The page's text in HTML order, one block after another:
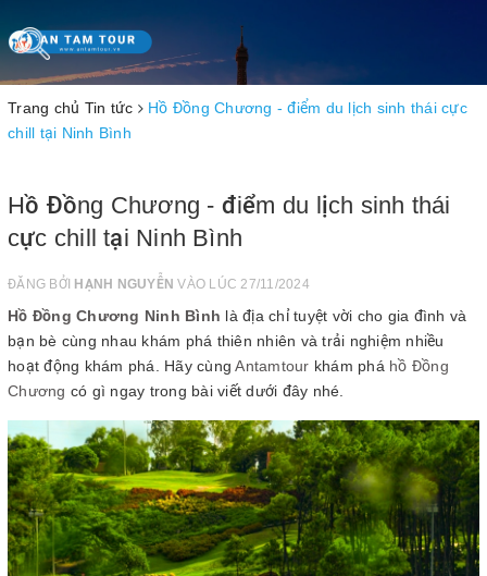
Toggle
navigation
Trang chủ Tin tức
Hồ Đồng Chương - điểm du lịch sinh thái cực
chill tại Ninh Bình
Hồ Đồng Chương - điểm du lịch sinh thái
cực chill tại Ninh Bình
ĐĂNG BỞI HẠNH NGUYỄN VÀO LÚC 27/11/2024
Hồ Đồng Chương Ninh Bình là địa chỉ tuyệt vời cho gia đình và
bạn bè cùng nhau khám phá thiên nhiên và trải nghiệm nhiều
hoạt động khám phá. Hãy cùngAntamtour khám phá hồ Đồng
Chương có gì ngay trong bài viết dưới đây nhé.